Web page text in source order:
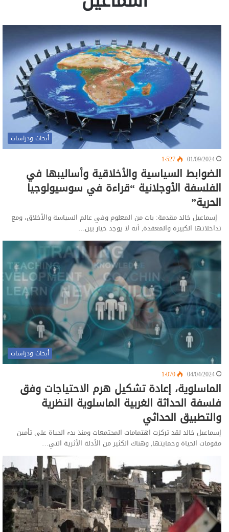
أبحاث ودراسات
01/09/2024
1٬527
الضوابط السياسية والأخلاقية وأساليبها في
الفلسفة الأوجلانية “قراءة في سوسيولوجيا
الحرية”
إسماعيل خالد مقدمة: بات من المعلوم وفي عالم السياسة والأخلاق، ومع
تداخلاتها الكبيرة والمعقدة, أنه لا يوجد خيار بين…
أبحاث ودراسات
04/04/2024
1٬070
الماسلوية، إعادة تشكيل هرم الاحتياجات وفق
فلسفة الحداثة الغربية الماسلوية النظرية
والتطبيق الحداثي
إسماعيل خالد لقد تركزت اهتمامات المجتمعات ومنذ بدء الحياة على تأمين
مقومات الحياة وحمايتها, وهناك الكثير من الأدلة الأثرية التي…